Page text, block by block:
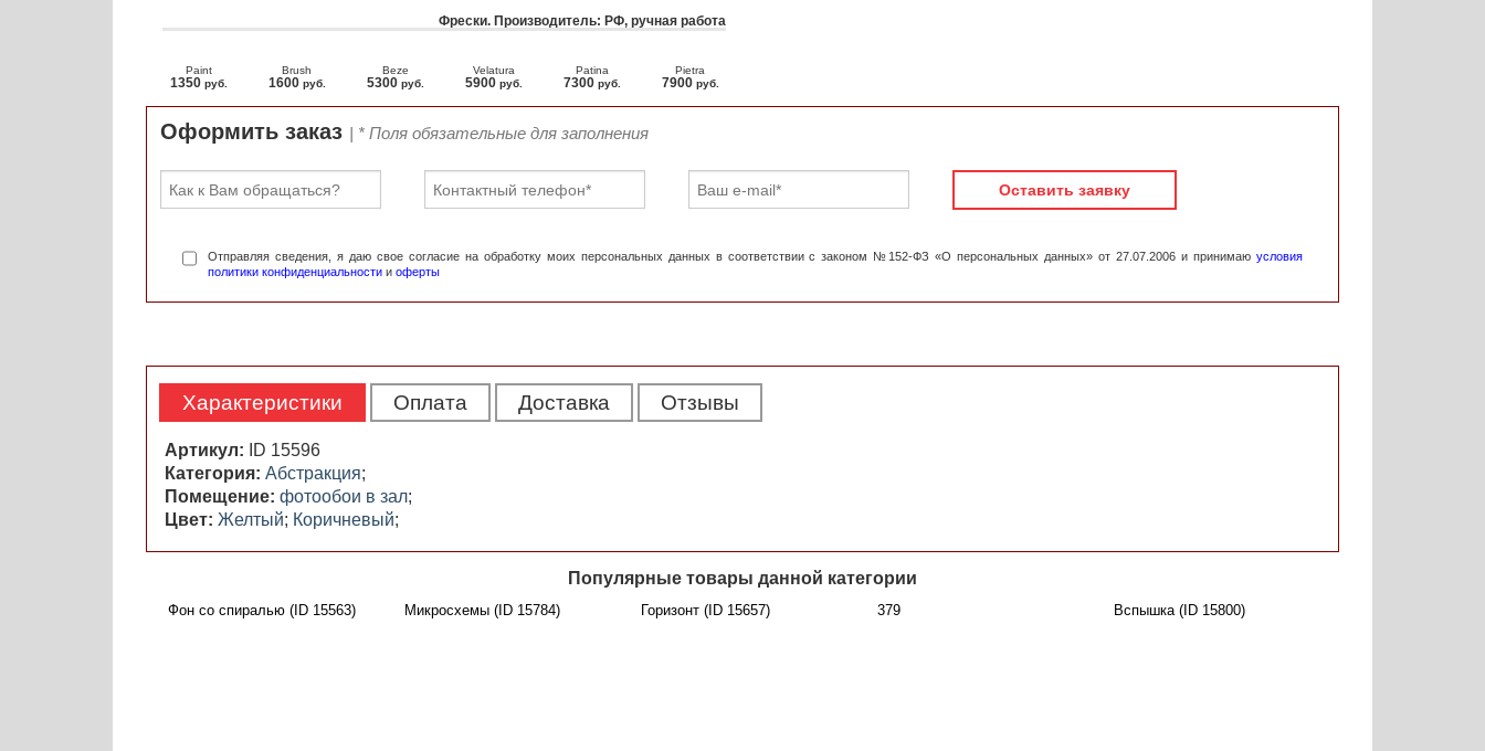
Фрески. Производитель: РФ, ручная работа
Paint
1350 руб.
Brush
1600 руб.
Beze
5300 руб.
Velatura
5900 руб.
Patina
7300 руб.
Pietra
7900 руб.
Оформить заказ | * Поля обязательные для заполнения
Оставить заявку
Отправляя сведения, я даю свое согласие на обработку моих персональных данных в соответствии с законом №152-ФЗ «О персональных данных» от 27.07.2006 и принимаю условия
политики конфиденциальности и оферты
Характеристики Оплата Доставка Отзывы
Артикул:
ID 15596
Категория: Абстракция;
Помещение: фотообои в зал;
Цвет: Желтый; Коричневый;
Популярные товары данной категории
Фон со спиралью (ID 15563) Микросхемы (ID 15784) Горизонт (ID 15657) 379 Вспышка (ID 15800)